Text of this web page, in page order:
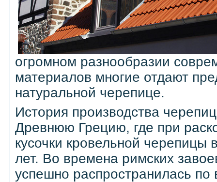
огромном разнообразии
материалов многие отдают
натуральной черепице.
История производства
Древнюю Грецию, где при
кусочки кровельной черепицы
лет. Во времена римских
успешно распространилась по